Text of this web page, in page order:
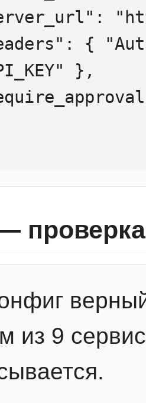
},
проверка
из 9